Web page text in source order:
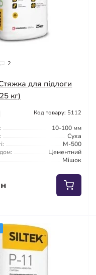
2
для підлоги
кг)
Код товару: 5112
10-100 мм
Суха
М-500
Цементний
Мішок